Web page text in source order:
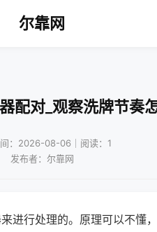
尔靠网
配对_观察洗牌节奏
：2026-08-06｜阅读：1
发布者：尔靠网
进行处理的。原理可以不懂